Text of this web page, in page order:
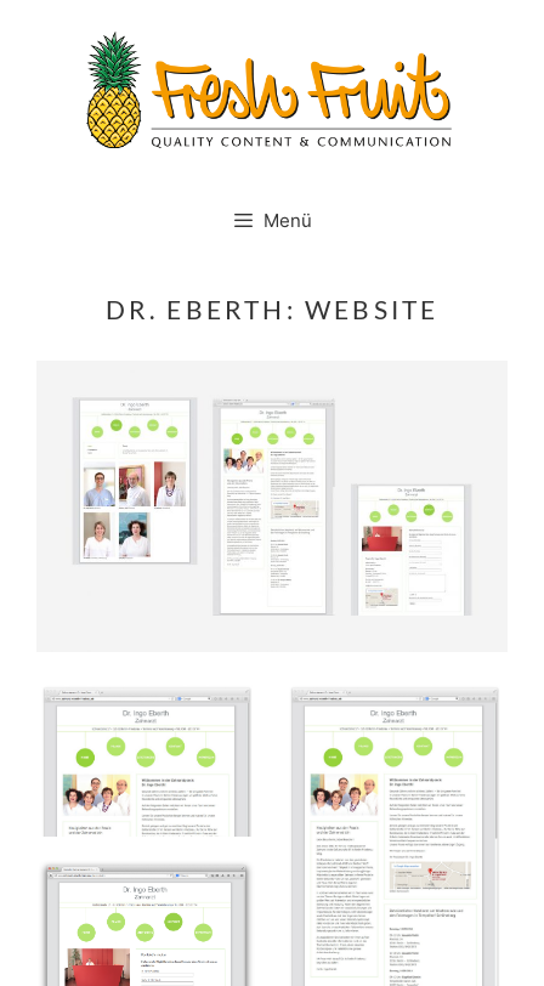
Menü
DR. EBERTH: WEBSITE